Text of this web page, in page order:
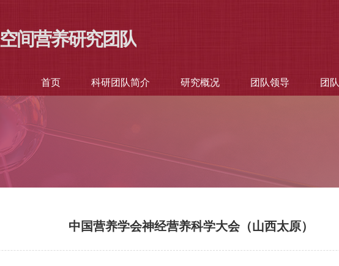
空间营养研究团队
首页 科研团队简介 研究概况 团队领导 团队
中国营养学会神经营养科学大会（山西太原）